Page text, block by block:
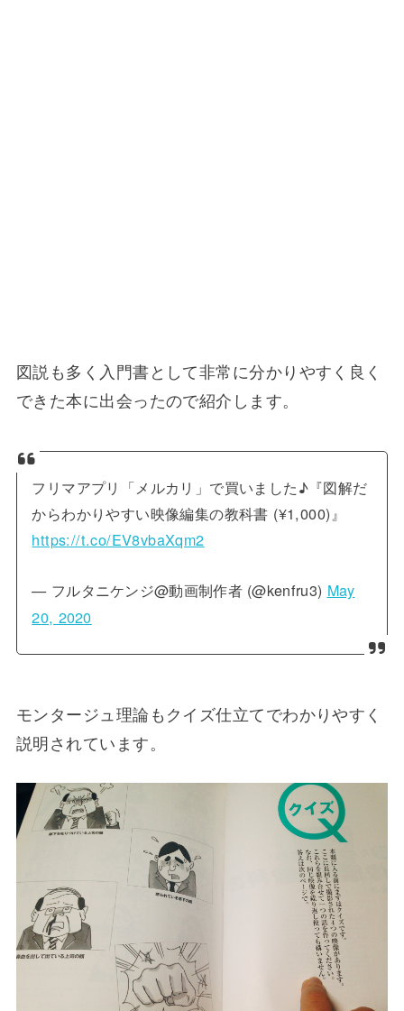
図説も多く入門書として非常に分かりやすく良く
できた本に出会ったので紹介します。
フリマアプリ「メルカリ」で買いました♪『図解だ
からわかりやすい映像編集の教科書 (¥1,000)』
https://t.co/EV8vbaXqm2
— フルタニケンジ@動画制作者 (@kenfru3) May
20, 2020
モンタージュ理論もクイズ仕立てでわかりやすく
説明されています。